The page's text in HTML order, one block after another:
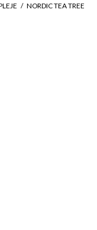
/ NORDIC TEA TREE